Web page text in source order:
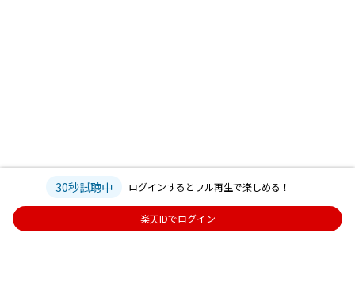
30秒試聴中 ログインするとフル再生で楽しめる！
楽天IDでログイン